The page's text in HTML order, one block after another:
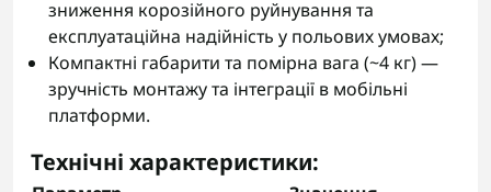
зниження корозійного руйнування та
експлуатаційна надійність у польових умовах;
Компактні габарити та помірна вага (~4 кг) —
зручність монтажу та інтеграції в мобільні
платформи.
Технічні характеристики: